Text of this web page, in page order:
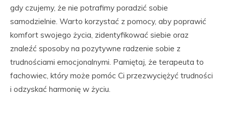
gdy czujemy, że nie potrafimy poradzić sobie
samodzielnie. Warto korzystać z pomocy, aby poprawić
komfort swojego życia, zidentyfikować siebie oraz
znaleźć sposoby na pozytywne radzenie sobie z
trudnościami emocjonalnymi. Pamiętaj, że terapeuta to
fachowiec, który może pomóc Ci przezwyciężyć trudności
i odzyskać harmonię w życiu.